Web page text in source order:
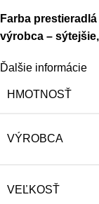
Farba
výrobca –
Ďalšie informácie
HMOTNOSŤ
VÝROBCA
VEĽKOSŤ